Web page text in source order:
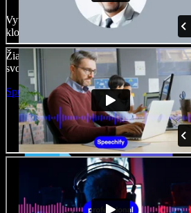
Vytvárajte dabingy, pridajte bezplatné
klonujte svoj hlas – postavíte pôsobivé
Žiadne učenie, všetko v prehliadači –
svoje nápady na realitu.
Spustiť Studio